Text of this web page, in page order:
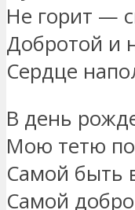
Не горит —
Добротой и
Сердце
В день
Мою тетю
Самой быть
Самой